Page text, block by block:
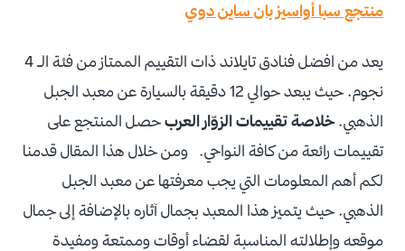
منتجع سبا أواسيز بان ساين دوي
يعد من افضل فنادق تايلاند ذات التقييم الممتاز من فئة الـ 4
نجوم. حيث يبعد حوالي 12 دقيقة بالسيارة عن معبد الجبل
الذهبي.خلاصة تقييمات الزوّار العربحصل المنتجع على
تقييمات رائعة من كافة النواحي. ومن خلال هذا المقال قدمنا
لكم أهم المعلومات التي يجب معرفتها عن معبد الجبل
الذهبي. حيث يتميز هذا المعبد بجمال آثاره بالإضافة إلى جمال
موقعه وإطلالته المناسبة لقضاء أوقات وممتعة ومفيدة